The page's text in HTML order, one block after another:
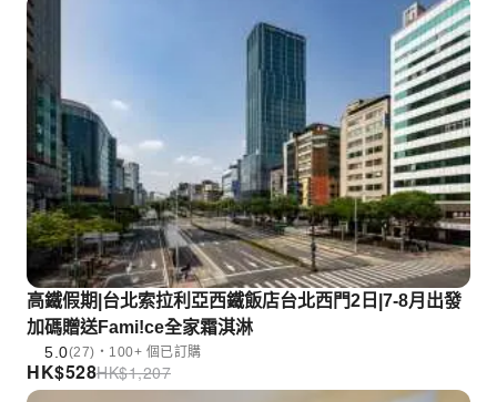
高鐵假期|台北索拉利亞西鐵飯店台北西門2日|7-8月出發
加碼贈送Fami!ce全家霜淇淋
5.0(27)・100+ 個已訂購
HK$528HK$1,207